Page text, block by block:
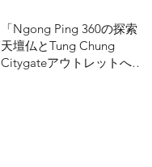
「Ngong Ping 360の探索：
天壇仏とTung Chung
Citygateアウトレットへの